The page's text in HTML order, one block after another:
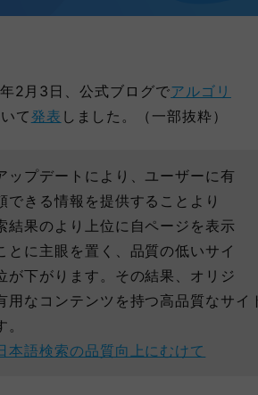
2月3日、公式ブログでアルゴリ
て発表 しました。（一部抜粋）
ップデートにより、ユーザーに有
できる情報を提供することより
結果のより上位に自ページを表示
とに主眼を置く、品質の低いサイ
が下がります。その結果、オリジ
用なコンテンツを持つ高品質なサ
本語検索の品質向上にむけて